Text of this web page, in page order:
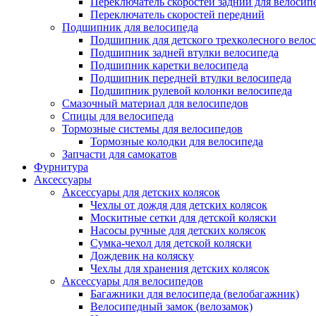
Переключатель скоростей передний
Подшипник для велосипеда
Подшипник для детского трехколесного
Подшипник задней втулки велосипеда
Подшипник каретки велосипеда
Подшипник передней втулки велосипеда
Подшипник рулевой колонки велосипеда
Смазочный материал для велосипедов
Спицы для велосипеда
Тормозные системы для велосипедов
Тормозные колодки для велосипеда
Запчасти для самокатов
Фурнитура
Аксессуары
Аксессуары для детских колясок
Чехлы от дождя для детских колясок
Москитные сетки для детской коляски
Насосы ручные для детских колясок
Сумка-чехол для детской коляски
Дождевик на коляску
Чехлы для хранения детских колясок
Аксессуары для велосипедов
Багажники для велосипеда (велобагажник)
Велосипедный замок (велозамок)